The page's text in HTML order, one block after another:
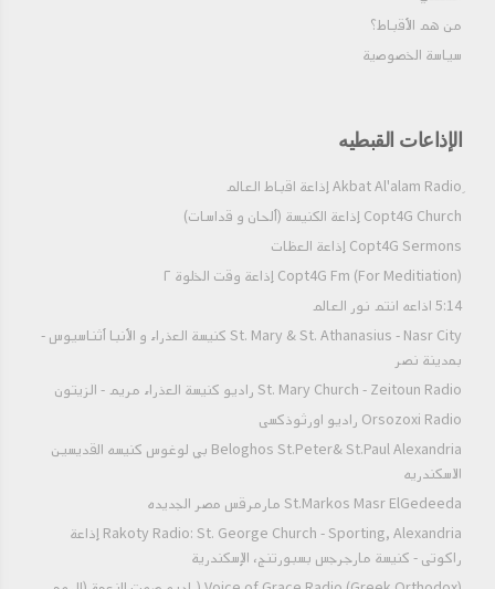
العجب الباطل والكبرياء. فإنه بسببها يضل كثيرون، ويقعون أحيانًا في
عمى يكاد يستحيل علاجه. فليكن لك عبرةً للحذر والاستمرار على
التواضعٍ، انهيار أُولئك المتكبرين، المعتمدين على أنفسهم في غباوة.
من هم الأقباط؟‎
سياسة الخصوصية
الإذاعات القبطيه
Copt4G Church إذاعة الكنيسة (ألحان و قداسات)
Copt4G Sermons إذاعة العظات
Copt4G Fm (For Meditiation) إذاعة وقت الخلوة ٢
5:14 اذاعه انتم نور العالم
St. Mary & St. Athanasius - Nasr City كنيسة العذراء و الأنبا أثناسيوس -
بمدينة نصر
St. Mary Church - Zeitoun Radio راديو كنيسة العذراء مريم - الزيتون
Orsozoxi Radio راديو اورثوذكسى
Beloghos St.Peter& St.Paul Alexandria بي لوغوس كنيسه القديسين
الاسكندريه
St.Markos Masr ElGedeeda مارمرقس مصر الجديده
Rakoty Radio: St. George Church - Sporting, Alexandria إذاعة
راكوتى - كنيسة مارجرجس بسبورتنج، الإسكندرية